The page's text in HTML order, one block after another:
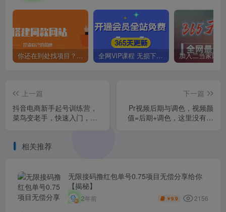
你还在到处找项目？还在当韭菜？我靠卖项目一个月收入5万+，曾经我也是个失败者。 全网VIP课程 无损下载~
上一篇
抖音电商新手起号训练营，
菜鸟变老手，快速入门，新
下一篇
Pr视频后期与调色，视频颜
值=后期+调色，这里没有套
相关推荐
无限接码撸红包单号0.75项目无偿分享给你
【揭秘】
2年前 ￥9.9 2156